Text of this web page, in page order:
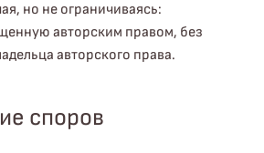
но не ограничиваясь:
авторским правом, без
авторского права.
споров